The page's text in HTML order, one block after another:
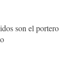
son el portero